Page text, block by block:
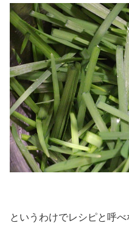
というわけでレシピと呼